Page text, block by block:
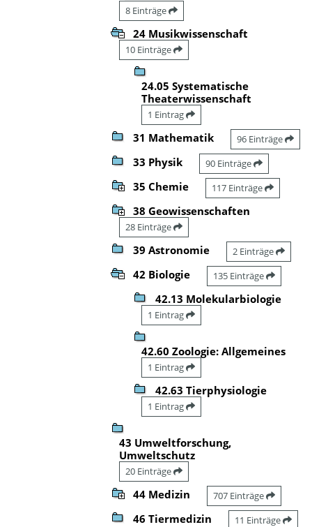
8 Einträge
24 Musikwissenschaft
10 Einträge
24.05 Systematische
Theaterwissenschaft
1 Eintrag
31 Mathematik 96 Einträge
33 Physik 90 Einträge
35 Chemie 117 Einträge
38 Geowissenschaften
28 Einträge
39 Astronomie 2 Einträge
42 Biologie 135 Einträge
42.13 Molekularbiologie
1 Eintrag
42.60 Zoologie: Allgemeines
1 Eintrag
42.63 Tierphysiologie
1 Eintrag
43 Umweltforschung,
Umweltschutz
20 Einträge
44 Medizin 707 Einträge
46 Tiermedizin 11 Einträge